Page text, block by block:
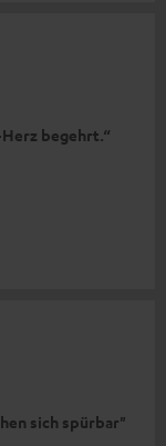
begehrt.“
sich spürbar"